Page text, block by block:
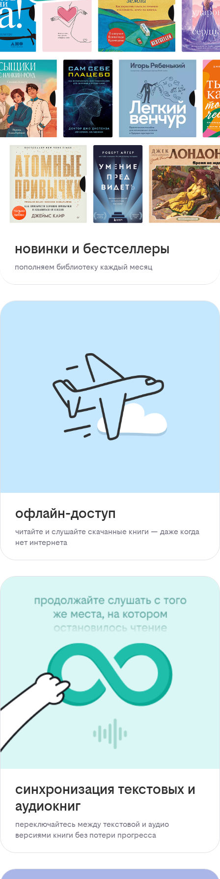
новинки и бестселлеры
пополняем библиотеку каждый месяц
офлайн-доступ
читайте и слушайте скачанные книги — даже когда
нет интернета
синхронизация текстовых и
аудиокниг
переключайтесь между текстовой и аудио
версиями книги без потери прогресса